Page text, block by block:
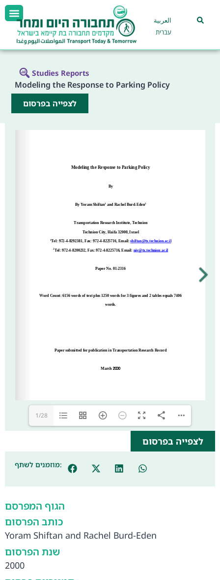
العربية
עברית
Studies Reports
Modeling the Response to Parking Policy
לצפייה בפרסום
1/28
לצפייה בפרסום
מוזמנים לשתף:
הגוף המפרסם
כותב הפרסום
Yoram Shiftan and Rachel Burd-Eden
שנת הפרסום
2000